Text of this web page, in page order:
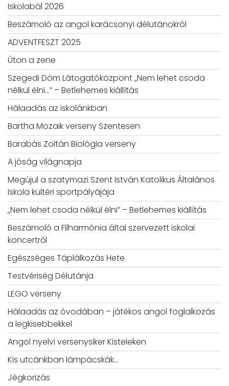
Iskolabál 2026
Beszámoló az angol karácsonyi délutánokról
ADVENTFESZT 2025
Úton a zene
Szegedi Dóm Látogatóközpont „Nem lehet csoda
nélkül élni…” – Betlehemes kiállítás
Hálaadás az iskolánkban
Bartha Mozaik verseny Szentesen
Barabás Zoltán Biológia verseny
A jóság világnapja
Megújul a szatymazi Szent István Katolikus Általános
Iskola kültéri sportpályájája
„Nem lehet csoda nélkül élni” – Betlehemes kiállítás
Beszámoló a Filharmónia által szervezett iskolai
koncertről
Egészséges Táplálkozás Hete
Testvériség Délutánja
LEGO verseny
Hálaadás az óvodában – játékos angol foglalkozás
a legkisebbekkel
Angol nyelvi versenysiker Kisteleken
Kis utcánkban lámpácskák…
Jégkorizás